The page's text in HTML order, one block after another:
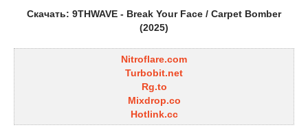
Скачать: 9THWAVE - Break Your Face / Carpet Bomber
(2025)
Nitroflare.com
Turbobit.net
Rg.to
Mixdrop.co
Hotlink.cc